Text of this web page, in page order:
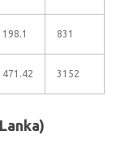
198.1 831
471.42 3152